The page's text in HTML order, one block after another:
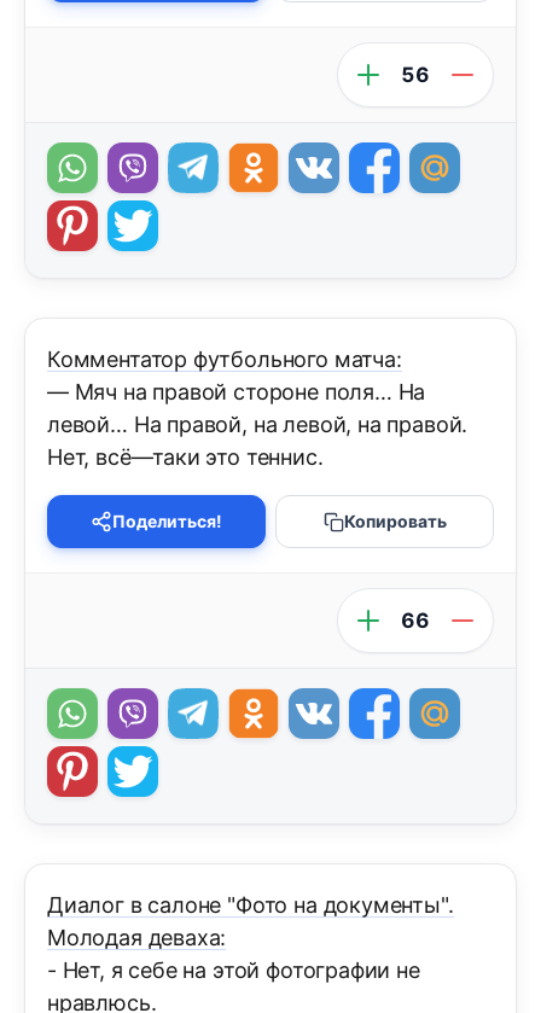
56
Комментатор футбольного матча:
— Мяч на правой стороне поля… На
левой… На правой, на левой, на правой.
Нет, всё—таки это теннис.
Поделиться! Копировать
66
Диалог в салоне "Фото на документы".
Молодая деваха:
- Нет, я себе на этой фотографии не
нравлюсь.